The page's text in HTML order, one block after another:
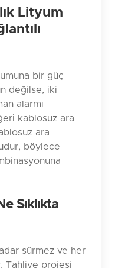
Lityum
bir güç
değilse, iki
alarmı
kablosuz ara
ara
böylece
Sıklıkta
sürmez ve her
Tahliye projesi